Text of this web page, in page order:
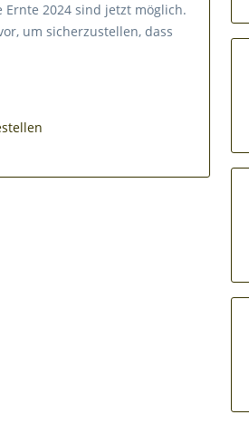
2024 sind jetzt möglich.
um sicherzustellen, dass